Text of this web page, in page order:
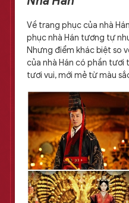
Về trang phục của nhà
phục nhà Hán tương tự
Nhưng điểm khác biệt so
của nhà Hán có phần tươi
tươi vui, mới mẻ từ màu